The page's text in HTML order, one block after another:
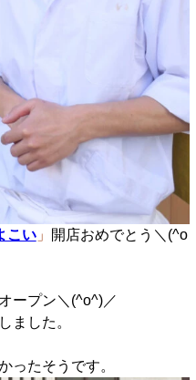
こい」
開店おめでとう＼(^o
ープン＼(^o^)／
ました。
ったそうです。